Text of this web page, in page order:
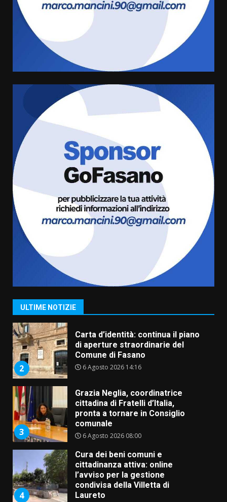
ULTIME NOTIZIE
Cura dei beni comuni e
cittadinanza attiva: online
l’avviso per la gestione
condivisa della Villetta di
assoluta de “L’Albergo
Belvedere. Il rapimento”
6 Agosto 2026 06:15
Serie D, l’Us Fasano è escluso
dal campionato
5 Agosto 2026 17:30
Truffatori in azione nelle
frazioni fasanesi
5 Agosto 2026 11:03
1
Fasanese ferito a colpi di arma
da fuoco
6 Agosto 2026 18:13
2
Carta d’identità: continua il piano
di aperture straordinarie del
Comune di Fasano
6 Agosto 2026 14:16
3
Grazia Neglia, coordinatrice
cittadina di Fratelli d’Italia,
pronta a tornare in Consiglio
comunale
6 Agosto 2026 08:00
4
Cura dei beni comuni e
cittadinanza attiva: online
l’avviso per la gestione
condivisa della Villetta di
Laureto